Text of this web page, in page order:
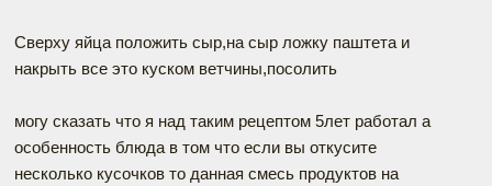
Сверху яйца положить сыр,на сыр ложку паштета и
накрыть все это куском ветчины,посолить
могу сказать что я над таким рецептом 5лет работал а
особенность блюда в том что если вы откусите
несколько кусочков то данная смесь продуктов на